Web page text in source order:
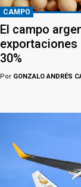
CAMPO
El campo
30%
Por GONZALO ANDRÉS